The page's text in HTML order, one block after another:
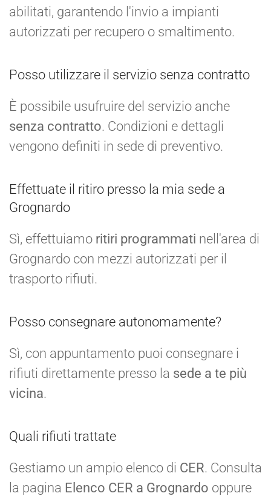
abilitati, garantendo l'invio a impianti
autorizzati per recupero o smaltimento.
Posso utilizzare il servizio senza contratto
È possibile usufruire del servizio anche
senza contratto. Condizioni e dettagli
vengono definiti in sede di preventivo.
Effettuate il ritiro presso la mia sede a
Grognardo
Sì, effettuiamo ritiri programmati nell'area di
Grognardo con mezzi autorizzati per il
trasporto rifiuti.
Posso consegnare autonomamente?
Sì, con appuntamento puoi consegnare i
rifiuti direttamente presso la sede a te più
vicina.
Quali rifiuti trattate
Gestiamo un ampio elenco di CER. Consulta
la pagina Elenco CER a Grognardo oppure